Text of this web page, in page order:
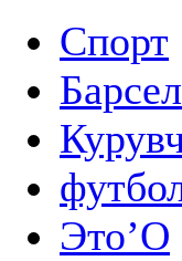
Спорт
Это’О